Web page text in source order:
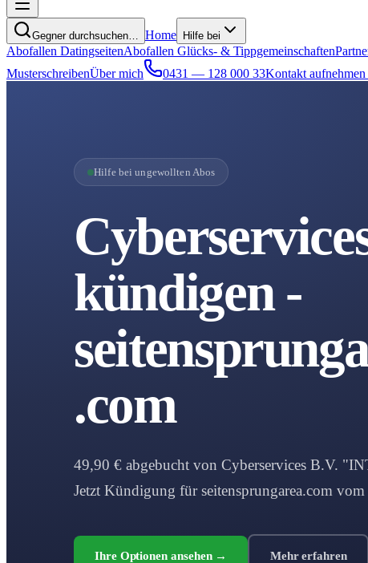
Gegner durchsuchen… Home Hilfe bei
Abofallen DatingseitenAbofallen Glücks- & Tippgemeinschaften
MusterschreibenÜber mich 0431 — 128 000 33Kontakt
Hilfe bei ungewollten Abos
kündigen -
.com
49,90 € abgebucht von Cyberservices B.V.
Jetzt Kündigung für seitensprungarea.com
Ihre Optionen ansehen → Mehr erfahren